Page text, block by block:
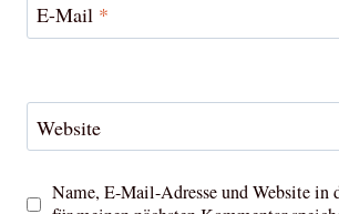
E-Mail *
Website
Name, E-Mail-Adresse und Website in